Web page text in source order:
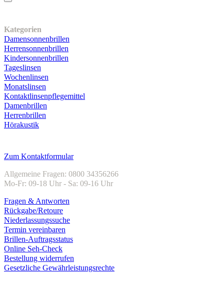
Kategorien
Damensonnenbrillen
Herrensonnenbrillen
Kindersonnenbrillen
Tageslinsen
Wochenlinsen
Monatslinsen
Kontaktlinsenpflegemittel
Damenbrillen
Herrenbrillen
Hörakustik
Zum Kontaktformular
Allgemeine Fragen: 0800 34356266
Mo-Fr: 09-18 Uhr - Sa: 09-16 Uhr
Fragen & Antworten
Rückgabe/Retoure
Niederlassungssuche
Termin vereinbaren
Brillen-Auftragsstatus
Online Seh-Check
Bestellung widerrufen
Gesetzliche Gewährleistungsrechte